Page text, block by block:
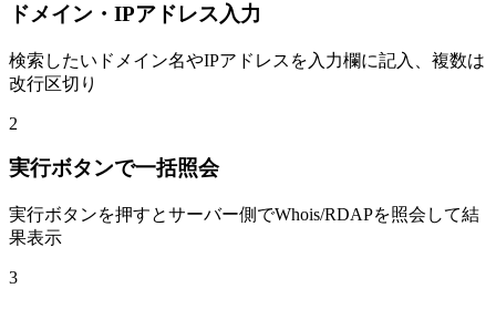
ドメイン・IPアドレス入力
検索したいドメイン名やIPアドレスを入力欄に記入、複数は
改行区切り
2
実行ボタンで一括照会
実行ボタンを押すとサーバー側でWhois/RDAPを照会して結
果表示
3